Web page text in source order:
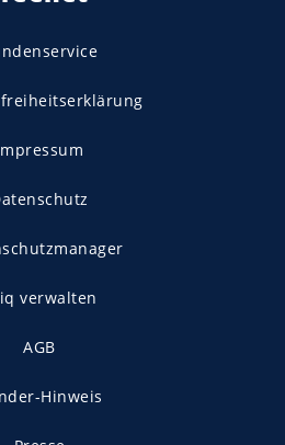
verwalten
AGB
Hinweis